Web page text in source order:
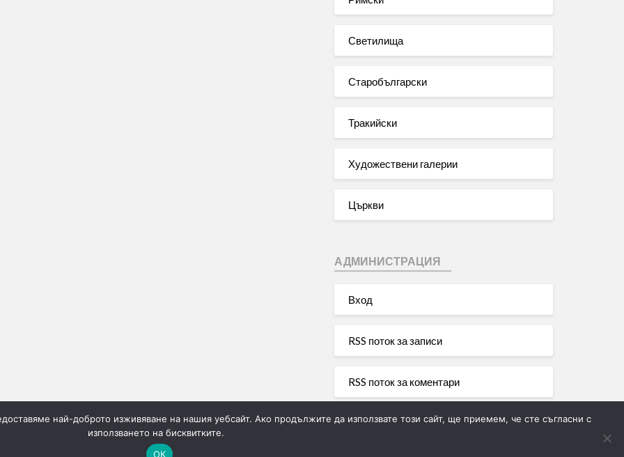
Светилища
Старобългарски
Тракийски
Художествени галерии
Църкви
АДМИНИСТРАЦИЯ
Вход
RSS поток за записи
RSS поток за коментари
WordPress България
най-доброто изживяване на нашия уебсайт. Ако продължите да използвате този сайт, ще приемем, че сте съгласни с
използването на бисквитките.
ОК